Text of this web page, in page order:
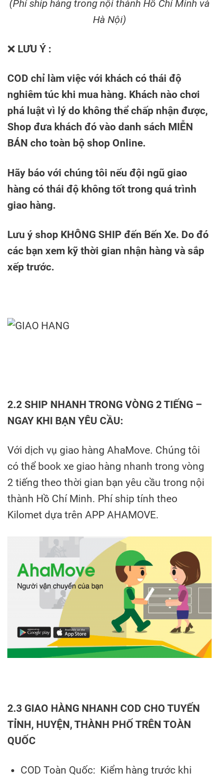
(Phí ship hàng trong nội thành Hồ Chí Minh và
Hà Nội)
❌ LƯU Ý :
COD chỉ làm việc với khách có thái độ
nghiêm túc khi mua hàng. Khách nào chơi
phá luật vì lý do không thể chấp nhận được,
Shop đưa khách đó vào danh sách MIỄN
BÁN cho toàn bộ shop Online.
Hãy báo với chúng tôi nếu đội ngũ giao
hàng có thái độ không tốt trong quá trình
giao hàng.
Lưu ý shop KHÔNG SHIP đến Bến Xe. Do đó
các bạn xem kỹ thời gian nhận hàng và sắp
xếp trước.
2.2 SHIP NHANH TRONG VÒNG 2 TIẾNG –
NGAY KHI BẠN YÊU CẦU:
Với dịch vụ giao hàng AhaMove. Chúng tôi
có thể book xe giao hàng nhanh trong vòng
2 tiếng theo thời gian bạn yêu cầu trong nội
thành Hồ Chí Minh. Phí ship tính theo
Kilomet dựa trên APP AHAMOVE.
2.3 GIAO HÀNG NHANH COD CHO TUYẾN
TỈNH, HUYỆN, THÀNH PHỐ TRÊN TOÀN
QUỐC
COD Toàn Quốc: Kiểm hàng trước khi